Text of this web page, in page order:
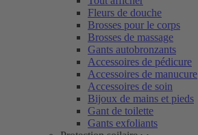
Fleurs de douche
Brosses pour le corps
Brosses de massage
Gants autobronzants
Accessoires de pédicure
Accessoires de manucure
Accessoires de soin
Bijoux de mains et pieds
Gant de toilette
Gants exfoliants